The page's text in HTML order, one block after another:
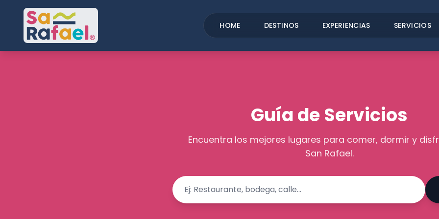
HOME DESTINOS EXPERIENCIAS SERVICIOS
Guía de Servicios
Encuentra los mejores lugares para comer, dormir y
San Rafael.